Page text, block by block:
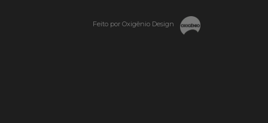
Feito por Oxigênio Design